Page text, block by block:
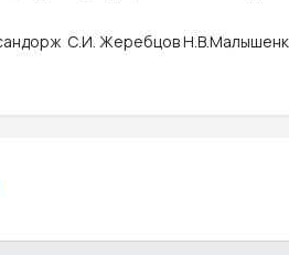
С.И. Жеребцов